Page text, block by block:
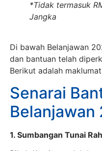
*Tidak termasuk
Jangka
Di bawah Belanjawan
dan bantuan telah
Berikut adalah
Senarai
Belanjawan
1. Sumbangan Tunai